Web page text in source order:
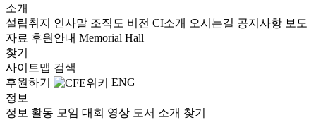
소개
설립취지 인사말 조직도 비전 CI소개 오시는길 공지사항 보도
자료 후원안내 Memorial Hall
찾기
사이트맵 검색
후원하기
ENG
정보
정보 활동 모임 대회 영상 도서 소개 찾기